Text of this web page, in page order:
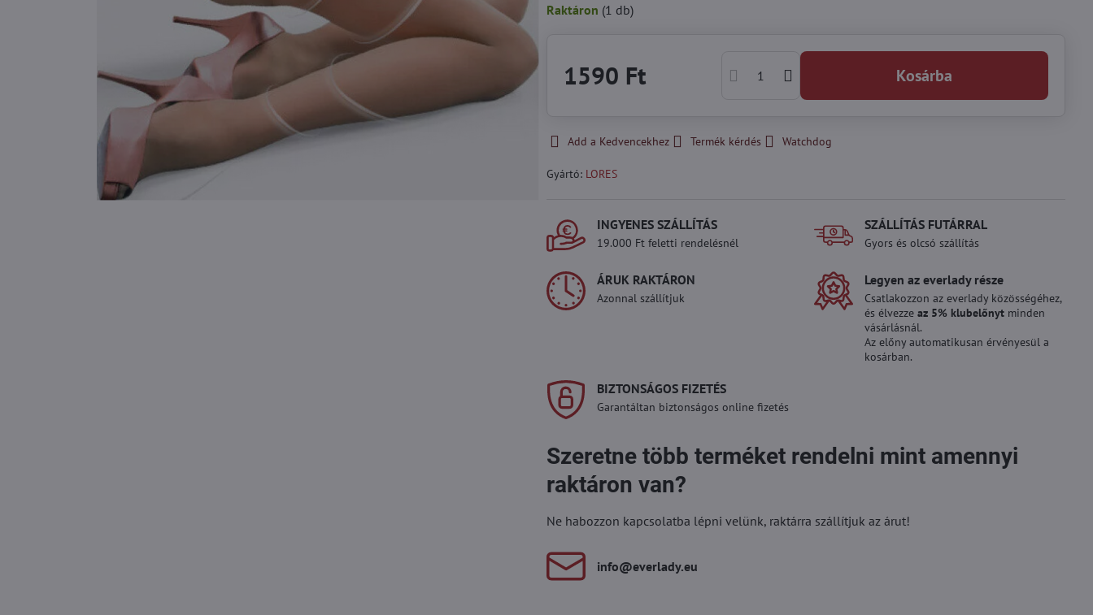
Raktáron (1 db)
1590 Ft Kosárba
Add a Kedvencekhez Termék kérdés Watchdog
Gyártó: LORES
INGYENES SZÁLLÍTÁS
19.000 Ft feletti rendelésnél
SZÁLLÍTÁS FUTÁRRAL
Gyors és olcsó szállítás
ÁRUK RAKTÁRON
Azonnal szállítjuk
Legyen az everlady része
Csatlakozzon az everlady közösségéhez,
és élvezzeaz 5% klubelőnyt minden
vásárlásnál.
Az előny automatikusan érvényesül a
kosárban.
BIZTONSÁGOS FIZETÉS
Garantáltan biztonságos online fizetés
Szeretne több terméket rendelni mint amennyi
raktáron van?
Ne habozzon kapcsolatba lépni velünk, raktárra szállítjuk az árut!
info​@everlady​.eu